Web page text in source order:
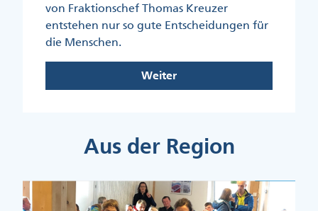
von Fraktionschef Thomas Kreuzer
entstehen nur so gute Entscheidungen für
die Menschen.
Weiter
Aus der Region